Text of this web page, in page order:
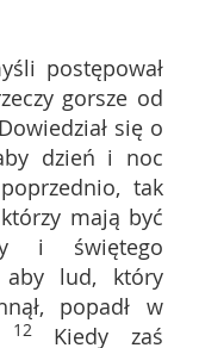
postępował
gorsze od
Dowiedział się o
dzień i noc
tak
mają być
i świętego
lud, który
popadł w
12 Kiedy zaś